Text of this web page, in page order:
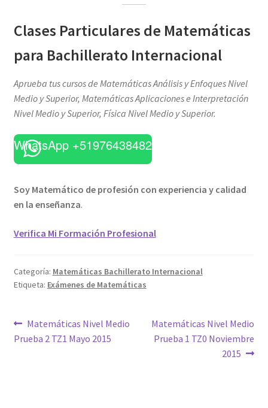
Clases Particulares de Matemáticas
para Bachillerato Internacional
Aprueba tus cursos de Matemáticas Análisis y Enfoques Nivel
Medio y Superior, Matemáticas Aplicaciones e Interpretación
Nivel Medio y Superior, Física Nivel Medio y Superior.
WhatsApp +51976438482
Soy Matemático de profesión con experiencia y calidad
en la enseñanza.
Verifica Mi Formación Profesional
Categoría: Matemáticas Bachillerato Internacional
Etiqueta: Exámenes de Matemáticas
Navegación
de
Anterior:
Matemáticas Nivel Medio
Prueba 2 TZ1 Mayo 2015
Siguiente:
Matemáticas Nivel Medio
Prueba 1 TZ0 Noviembre
2015